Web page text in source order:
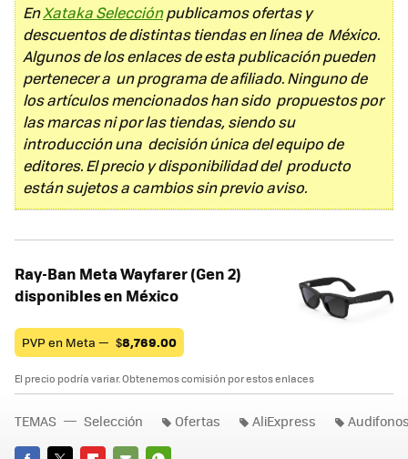
EnXataka Selecciónpublicamos ofertas y
descuentos de distintas tiendas en línea de México.
Algunos de los enlaces de esta publicación pueden
pertenecer a un programa de afiliado. Ninguno de
los artículos mencionados han sido propuestos por
las marcas ni por las tiendas, siendo su
introducción una decisión única del equipo de
editores. El precio y disponibilidad del producto
están sujetos a cambios sin previo aviso.
Ray-Ban Meta Wayfarer (Gen 2)
disponibles en México
PVP en Meta — $8,769.00
El precio podría variar. Obtenemos comisión por estos enlaces
TEMAS Selección Ofertas AliExpress